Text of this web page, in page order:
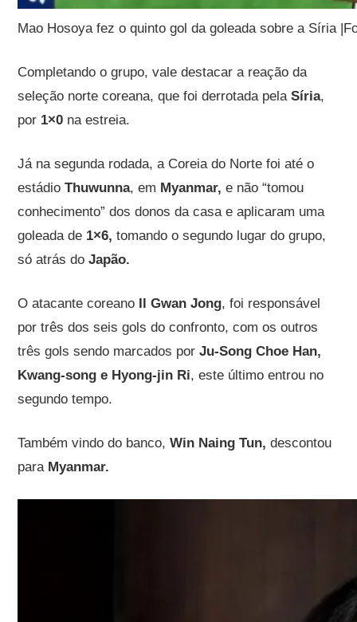
Mao Hosoya fez o quinto gol da goleada sobre a Síria
Completando o grupo, vale destacar a reação da
seleção norte coreana, que foi derrotada pelaSíria,
por 1×0 na estreia.
Já na segunda rodada, a Coreia do Norte foi até o
estádioThuwunna, em Myanmar,e não “tomou
conhecimento” dos donos da casa e aplicaram uma
goleada de 1×6,tomando o segundo lugar do grupo,
só atrás doJapão.
O atacante coreano Il Gwan Jong, foi responsável
por três dos seis gols do confronto, com os outros
três gols sendo marcados por Ju-Song Choe Han,
Kwang-song e Hyong-jin Ri, este último entrou no
segundo tempo.
Também vindo do banco,Win Naing Tun,descontou
para Myanmar.